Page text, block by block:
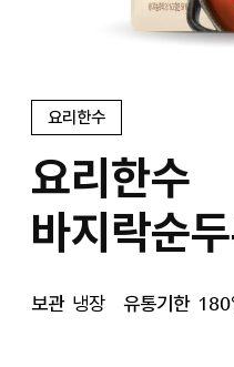
요리한수
요리한수
바지락순
보관 냉장 유통기한 180